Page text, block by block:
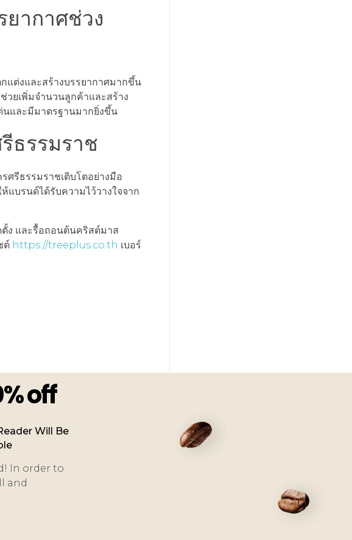
ากาศช่วง
แต่งและสร้างบรรยากาศมากขึ้น
ยเพิ่มจำนวนลูกค้าและสร้าง
นและมีมาตรฐานมากยิ่งขึ้น
ธรรมราช
รีธรรมราชเติบโตอย่างมือ
บรนด์ได้รับความไว้วางใจจาก
ตั้ง และรื้อถอนต้นคริสต์มาส
ต์ https://treeplus.co.th เบอร์
off
Will Be
In order to
and